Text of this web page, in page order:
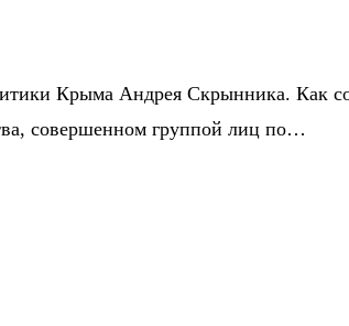
Крыма Андрея Скрынника. Как
совершенном группой лиц по…